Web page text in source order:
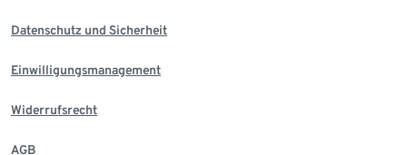
Datenschutz und Sicherheit
Einwilligungsmanagement
Widerrufsrecht
AGB